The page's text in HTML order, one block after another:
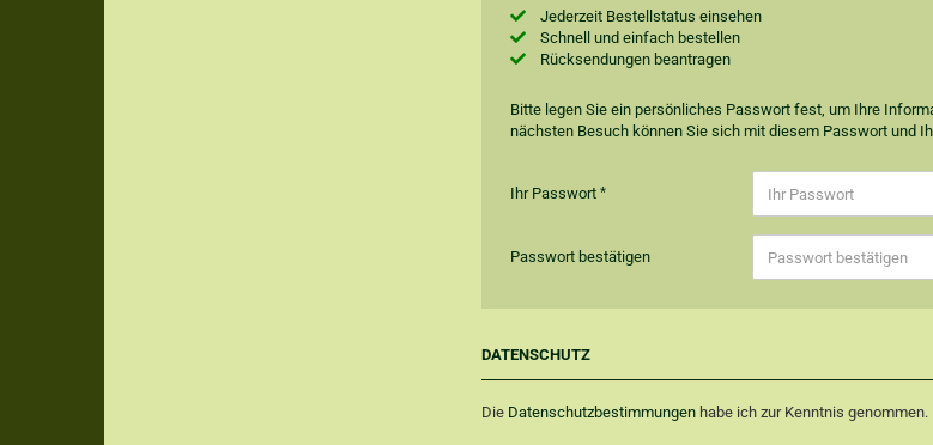
Jederzeit Bestellstatus einsehen
Schnell und einfach bestellen
Rücksendungen beantragen
Bitte legen Sie ein persönliches Passwort fest, um Ihre
nächsten Besuch können Sie sich mit diesem Passwort und
Ihr Passwort
Passwort bestätigen
DATENSCHUTZ
Die Datenschutzbestimmungen habe ich zur Kenntnis genommen.